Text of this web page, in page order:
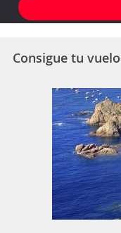
Consigue tu